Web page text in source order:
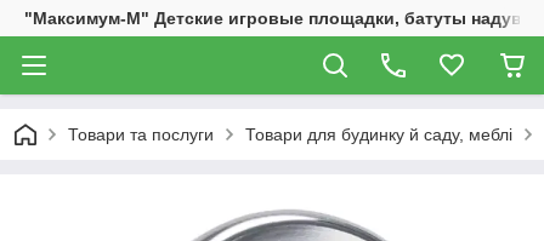
"Максимум-М" Детские игровые площадки, батуты
Товари та послуги Товари для будинку й саду, меблі